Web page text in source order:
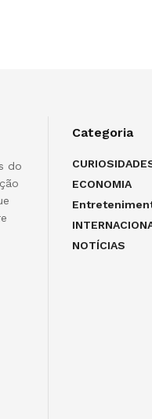
do
Categoria
ECONOMIA
NOTÍCIAS